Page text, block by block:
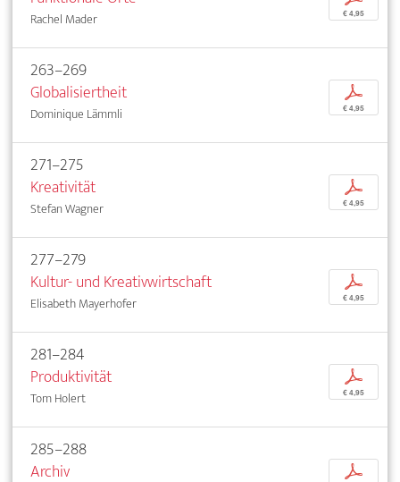
Rachel Mader € 4,95
263–269
Globalisiertheit
Dominique Lämmli
p
€ 4,95
271–275
Kreativität
Stefan Wagner
p
€ 4,95
277–279
Kultur- und Kreativwirtschaft
Elisabeth Mayerhofer
p
€ 4,95
281–284
Produktivität
Tom Holert
p
€ 4,95
285–288
Archiv
p